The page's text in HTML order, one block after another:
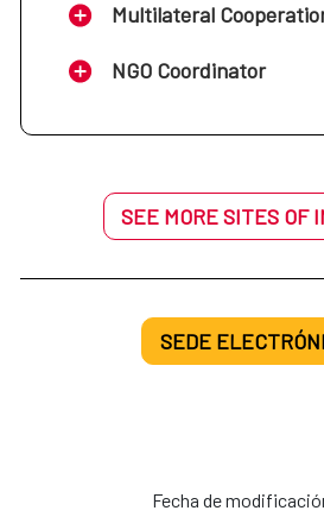
Multilateral
NGO Coordinator
SEE MORE SITES OF
SEDE
Fecha de